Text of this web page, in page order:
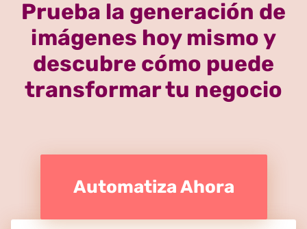
Prueba la generación de
imágenes hoy mismo y
descubre cómo puede
transformar tu negocio
Automatiza Ahora